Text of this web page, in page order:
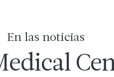
En las noticias